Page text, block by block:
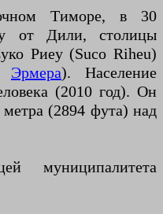
Тиморе, в 30
от Дили, столицы
Риеу (Suco Riheu)
Эрмера). Население
(2010 год). Он
(2894 фута) над
муниципалитета